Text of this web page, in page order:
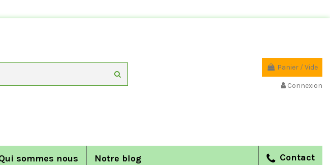
Panier / Vide
Connexion
Contact
sommes nous Notre blog